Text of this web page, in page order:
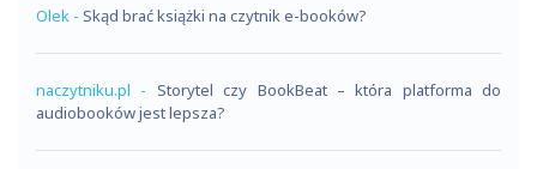
Olek - Skąd brać książki na czytnik e-booków?
naczytniku.pl - Storytel czy BookBeat – która platforma do
audiobooków jest lepsza?